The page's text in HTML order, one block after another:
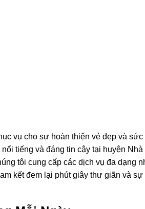
vụ cho sự hoàn thiện vẻ đẹp và
tiếng và đáng tin cậy tại huyện
tôi cung cấp các dịch vụ đa dạng
kết đem lại phút giây thư giãn và